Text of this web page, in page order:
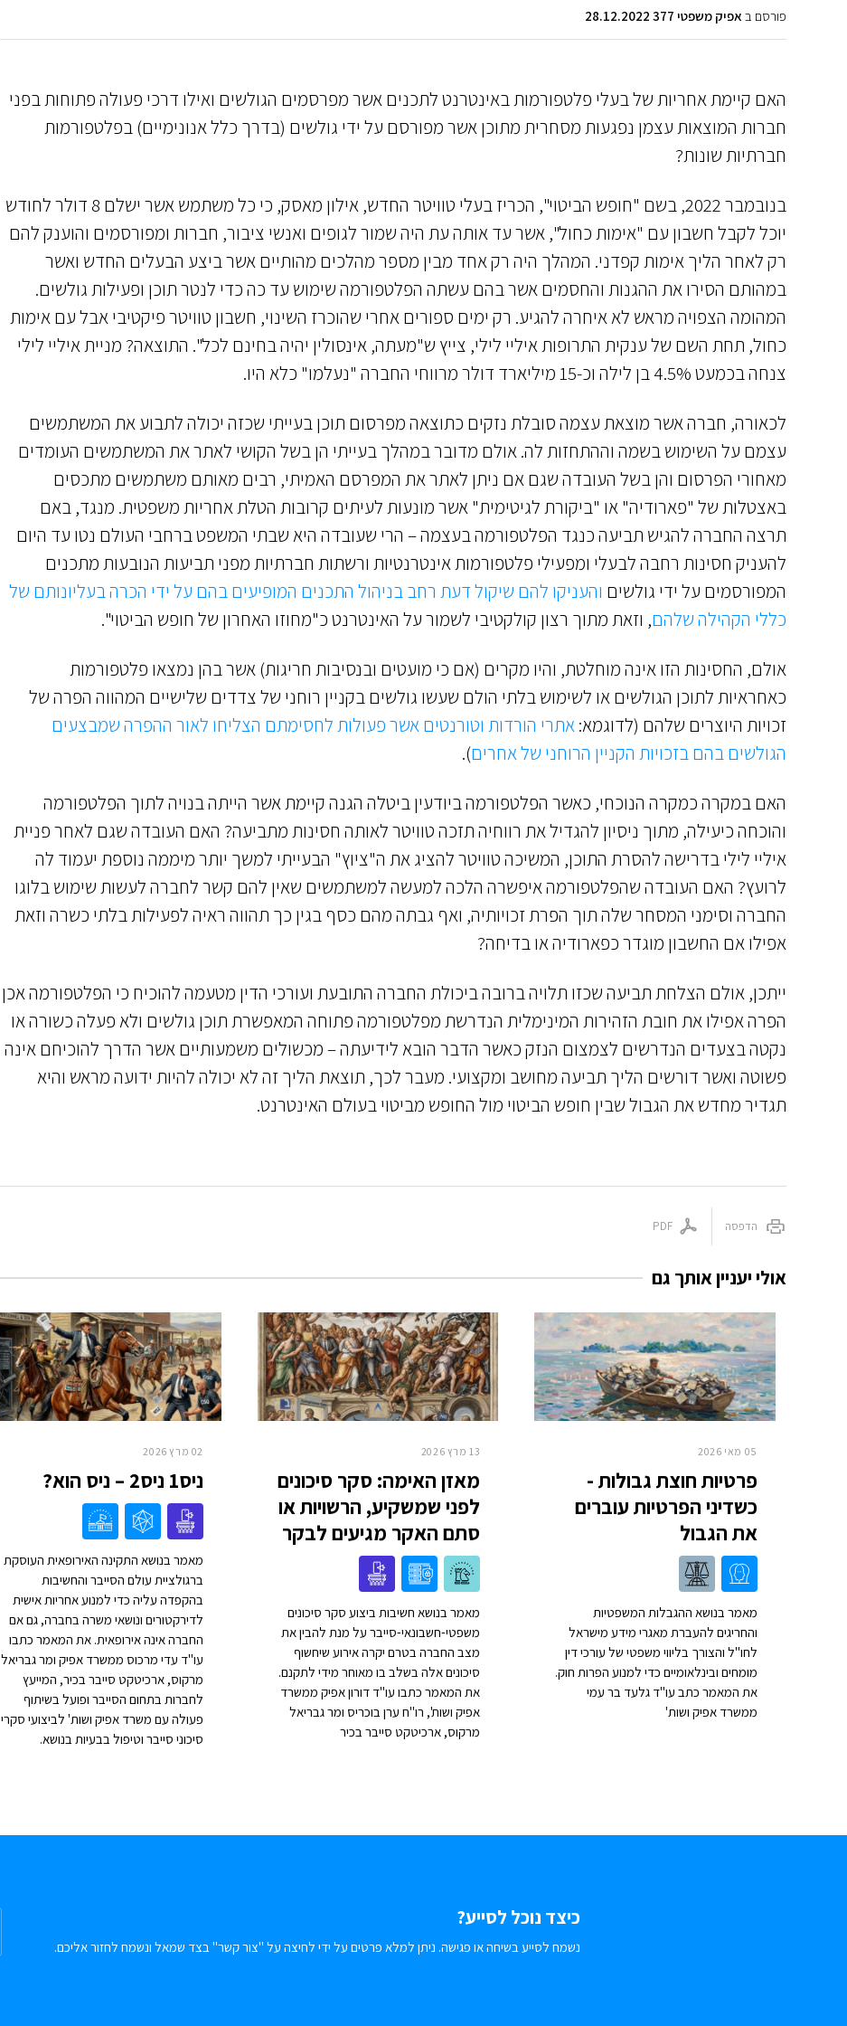
פורסם ב אפיק משפטי 377 28.12.2022
האם קיימת אחריות של בעלי פלטפורמות באינטרנט לתכנים אשר מפרסמים הגולשים ואילו דרכי פעולה פתוחות בפני
חברות המוצאות עצמן נפגעות מסחרית מתוכן אשר מפורסם על ידי גולשים (בדרך כלל אנונימיים) בפלטפורמות
חברתיות שונות?
בנובמבר 2022, בשם "חופש הביטוי", הכריז בעלי טוויטר החדש, אילון מאסק, כי כל משתמש אשר ישלם 8 דולר לחודש
יוכל לקבל חשבון עם "אימות כחול", אשר עד אותה עת היה שמור לגופים ואנשי ציבור, חברות ומפורסמים והוענק להם
רק לאחר הליך אימות קפדני. המהלך היה רק אחד מבין מספר מהלכים מהותיים אשר ביצע הבעלים החדש ואשר
במהותם הסירו את ההגנות והחסמים אשר בהם עשתה הפלטפורמה שימוש עד כה כדי לנטר תוכן ופעילות גולשים.
המהומה הצפויה מראש לא איחרה להגיע. רק ימים ספורים אחרי שהוכרז השינוי, חשבון טוויטר פיקטיבי אבל עם אימות
כחול, תחת השם של ענקית התרופות איליי לילי, צייץ ש"מעתה, אינסולין יהיה בחינם לכל". התוצאה? מניית איליי לילי
צנחה בכמעט 4.5% בן לילה וכ-15 מיליארד דולר מרווחי החברה "נעלמו" כלא היו.
לכאורה, חברה אשר מוצאת עצמה סובלת נזקים כתוצאה מפרסום תוכן בעייתי שכזה יכולה לתבוע את המשתמשים
עצמם על השימוש בשמה וההתחזות לה. אולם מדובר במהלך בעייתי הן בשל הקושי לאתר את המשתמשים העומדים
מאחורי הפרסום והן בשל העובדה שגם אם ניתן לאתר את המפרסם האמיתי, רבים מאותם משתמשים מתכסים
באצטלות של "פארודיה" או "ביקורת לגיטימית" אשר מונעות לעיתים קרובות הטלת אחריות משפטית. מנגד, באם
תרצה החברה להגיש תביעה כנגד הפלטפורמה בעצמה – הרי שעובדה היא שבתי המשפט ברחבי העולם נטו עד היום
להעניק חסינות רחבה לבעלי ומפעילי פלטפורמות אינטרנטיות ורשתות חברתיות מפני תביעות הנובעות מתכנים
המפורסמים על ידי גולשים והעניקו להם שיקול דעת רחב בניהול התכנים המופיעים בהם על ידי הכרה בעליונותם של
כללי הקהילה שלהם, וזאת מתוך רצון קולקטיבי לשמור על האינטרנט כ"מחוזו האחרון של חופש הביטוי".
אולם, החסינות הזו אינה מוחלטת, והיו מקרים (אם כי מועטים ובנסיבות חריגות) אשר בהן נמצאו פלטפורמות
כאחראיות לתוכן הגולשים או לשימוש בלתי הולם שעשו גולשים בקניין רוחני של צדדים שלישיים המהווה הפרה של
זכויות היוצרים שלהם (לדוגמא:אתרי הורדות וטורנטים אשר פעולות לחסימתם הצליחו לאור ההפרה שמבצעים
הגולשים בהם בזכויות הקניין הרוחני של אחרים).
האם במקרה כמקרה הנוכחי, כאשר הפלטפורמה ביודעין ביטלה הגנה קיימת אשר הייתה בנויה לתוך הפלטפורמה
והוכחה כיעילה, מתוך ניסיון להגדיל את רווחיה תזכה טוויטר לאותה חסינות מתביעה? האם העובדה שגם לאחר פניית
איליי לילי בדרישה להסרת התוכן, המשיכה טוויטר להציג את ה"ציוץ" הבעייתי למשך יותר מיממה נוספת יעמוד לה
לרועץ? האם העובדה שהפלטפורמה איפשרה הלכה למעשה למשתמשים שאין להם קשר לחברה לעשות שימוש בלוגו
החברה וסימני המסחר שלה תוך הפרת זכויותיה, ואף גבתה מהם כסף בגין כך תהווה ראיה לפעילות בלתי כשרה וזאת
אפילו אם החשבון מוגדר כפארודיה או בדיחה?
ייתכן, אולם הצלחת תביעה שכזו תלויה ברובה ביכולת החברה התובעת ועורכי הדין מטעמה להוכיח כי הפלטפורמה אכן
הפרה אפילו את חובת הזהירות המינימלית הנדרשת מפלטפורמה פתוחה המאפשרת תוכן גולשים ולא פעלה כשורה או
נקטה בצעדים הנדרשים לצמצום הנזק כאשר הדבר הובא לידיעתה – מכשולים משמעותיים אשר הדרך להוכיחם אינה
פשוטה ואשר דורשים הליך תביעה מחושב ומקצועי. מעבר לכך, תוצאת הליך זה לא יכולה להיות ידועה מראש והיא
תגדיר מחדש את הגבול שבין חופש הביטוי מול החופש מביטוי בעולם האינטרנט.
הדפסה PDF
אולי יעניין אותך גם
05 מאי 2026
פרטיות חוצת גבולות -
כשדיני הפרטיות עוברים
את הגבול
מאמר בנושא ההגבלות המשפטיות
והחריגים להעברת מאגרי מידע מישראל
לחו"ל והצורך בליווי משפטי של עורכי דין
מומחים ובינלאומיים כדי למנוע הפרות חוק.
את המאמר כתב עו"ד גלעד בר עמי
ממשרד אפיק ושות'
13 מרץ 2026
מאזן האימה: סקר סיכונים
לפני שמשקיע, הרשויות או
סתם האקר מגיעים לבקר
מאמר בנושא חשיבות ביצוע סקר סיכונים
משפטי-חשבונאי-סייבר על מנת להבין את
מצב החברה בטרם יקרה אירוע שיחשוף
סיכונים אלה בשלב בו מאוחר מידי לתקנם.
את המאמר כתבו עו"ד דורון אפיק ממשרד
אפיק ושות', רו"ח ערן בוכריס ומר גבריאל
מרקוס, ארכיטקט סייבר בכיר
02 מרץ 2026
ניס1 ניס2 – ניס הוא?
מאמר בנושא התקינה האירופאית העוסקת
ברגולציית עולם הסייבר והחשיבות
בהקפדה עליה כדי למנוע אחריות אישית
לדירקטורים ונושאי משרה בחברה, גם אם
החברה אינה אירופאית. את המאמר כתבו
עו"ד עדי מרכוס ממשרד אפיק ומר גבריאל
מרקוס, ארכיטקט סייבר בכיר, המייעץ
לחברות בתחום הסייבר ופועל בשיתוף
פעולה עם משרד אפיק ושות' לביצועי סקרי
סיכוני סייבר וטיפול בבעיות בנושא.
כיצד נוכל לסייע?
נשמח לסייע בשיחה או פגישה. ניתן למלא פרטים על ידי לחיצה על "צור קשר" בצד שמאל ונשמח לחזור אליכם.